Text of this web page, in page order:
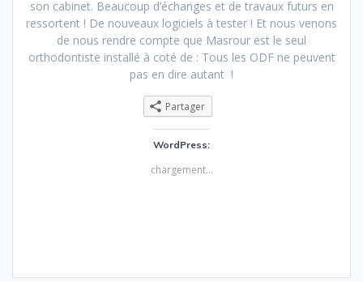
son cabinet. Beaucoup d’échanges et de travaux futurs en
ressortent ! De nouveaux logiciels à tester ! Et nous venons
de nous rendre compte que Masrour est le seul
orthodontiste installé à coté de : Tous les ODF ne peuvent
pas en dire autant !
Partager
WordPress:
chargement…